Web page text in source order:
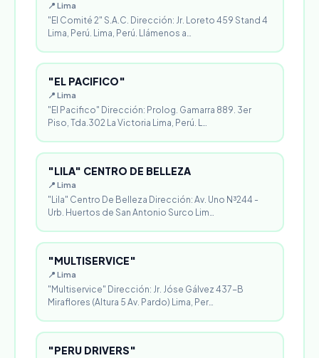
📍 Lima
"El Comité 2" S.A.C. Dirección: Jr. Loreto 459 Stand 4
Lima, Perú. Lima, Perú. Llámenos a…
"EL PACIFICO"
📍 Lima
"El Pacifico" Dirección: Prolog. Gamarra 889. 3er
Piso, Tda.302 La Victoria Lima, Perú. L…
"LILA" CENTRO DE BELLEZA
📍 Lima
"Lila" Centro De Belleza Dirección: Av. Uno N³244 -
Urb. Huertos de San Antonio Surco Lim…
"MULTISERVICE"
📍 Lima
"Multiservice" Dirección: Jr. Jóse Gálvez 437-B
Miraflores (Altura 5 Av. Pardo) Lima, Per…
"PERU DRIVERS"